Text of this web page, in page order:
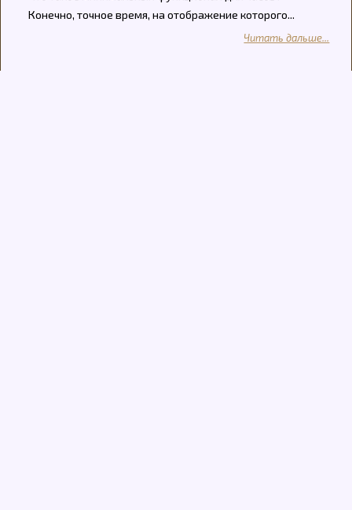
Конечно, точное время, на отображение которого...
Читать дальше...